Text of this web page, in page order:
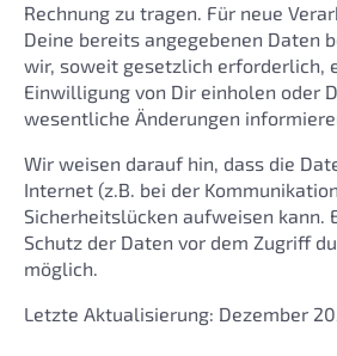
Rechnung zu tragen. Für neue
Deine bereits angegebenen Daten
wir, soweit gesetzlich erforderlich,
Einwilligung von Dir einholen oder
wesentliche Änderungen
Wir weisen darauf hin, dass die
Internet (z.B. bei der
Sicherheitslücken aufweisen kann.
Schutz der Daten vor dem Zugriff
möglich.
Letzte Aktualisierung: Dezember